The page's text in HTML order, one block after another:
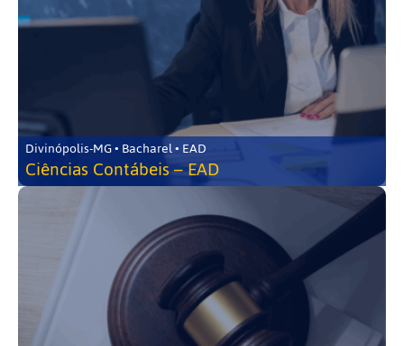
Divinópolis-MG • Bacharel • EAD
Ciências Contábeis – EAD